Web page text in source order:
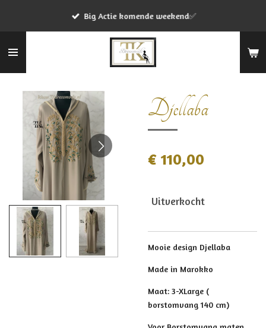
de
Big Actie komende weekend✅
Djellaba
€ 110,00
Uitverkocht
Mooie design Djellaba
Made in Marokko
Maat: 3-XLarge (
borstomvang 140 cm)